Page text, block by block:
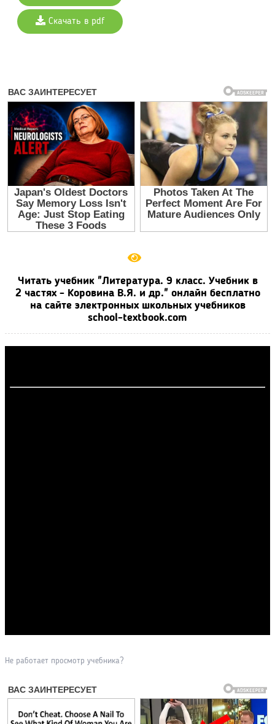
Скачать в pdf
Читать учебник "Литература. 9 класс. Учебник в
2 частях - Коровина В.Я. и др." онлайн бесплатно
на сайте электронных школьных учебников
school-textbook.com
Не работает просмотр учебника?